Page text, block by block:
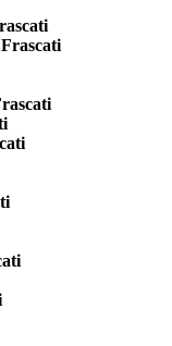
Frascati